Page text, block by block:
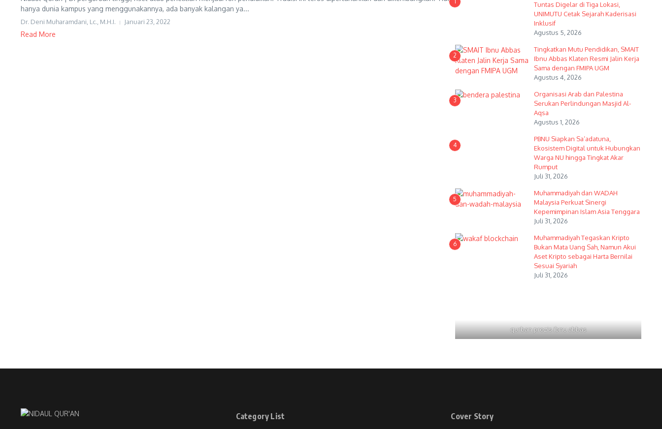
hanya dunia kampus yang menggunakannya, ada banyak kalangan ya...
Dr. Deni Muharamdani, Lc., M.H.I. Januari 23, 2022
Read More
Tuntas Digelar di Tiga Lokasi,
UNIMUTU Cetak Sejarah Kaderisasi
Inklusif
Agustus 5, 2026
2
Tingkatkan Mutu Pendidikan, SMAIT
Ibnu Abbas Klaten Resmi Jalin Kerja
Sama dengan FMIPA UGM
Agustus 4, 2026
3
Organisasi Arab dan Palestina
Serukan Perlindungan Masjid Al-
Aqsa
Agustus 1, 2026
4
PBNU Siapkan Sa’adatuna,
Ekosistem Digital untuk Hubungkan
Warga NU hingga Tingkat Akar
Rumput
Juli 31, 2026
5
Muhammadiyah dan WADAH
Malaysia Perkuat Sinergi
Kepemimpinan Islam Asia Tenggara
Juli 31, 2026
6
Muhammadiyah Tegaskan Kripto
Bukan Mata Uang Sah, Namun Akui
Aset Kripto sebagai Harta Bernilai
Sesuai Syariah
Juli 31, 2026
qurban prozis ibnu abbas
Category List Cover Story